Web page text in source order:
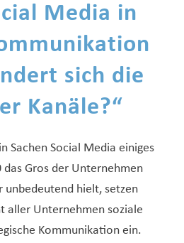
Media in
sich die
Kanäle?“
Sachen Social Media einiges
Gros der Unternehmen
unbedeutend hielt, setzen
aller Unternehmen soziale
Kommunikation ein.